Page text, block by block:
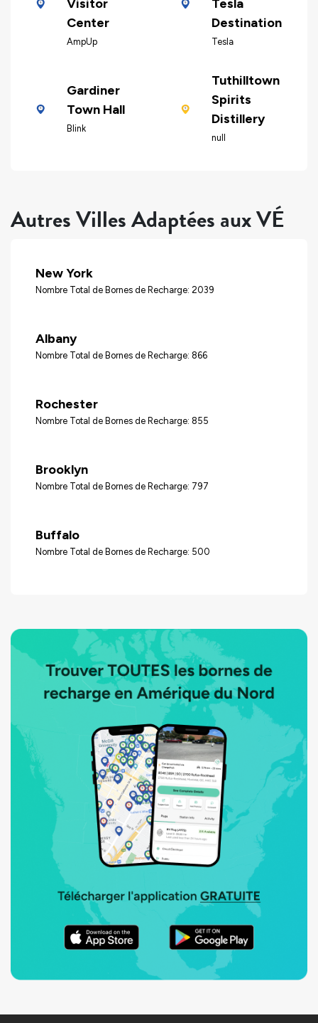
Visitor
Center
AmpUp
Tesla
Destination
Tesla
Gardiner
Town Hall
Blink
Tuthilltown
Spirits
Distillery
null
Autres Villes Adaptées aux VÉ
New York
Nombre Total de Bornes de Recharge: 2039
Albany
Nombre Total de Bornes de Recharge: 866
Rochester
Nombre Total de Bornes de Recharge: 855
Brooklyn
Nombre Total de Bornes de Recharge: 797
Buffalo
Nombre Total de Bornes de Recharge: 500